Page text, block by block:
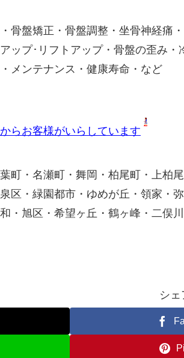
骨盤矯正・骨盤調整・坐骨神経
ップ･リフトアップ・骨盤の歪み
メンテナンス・健康寿命・など
らお客様がいらしています
町・名瀬町・舞岡・柏尾町・上柏
区・緑園都市・ゆめが丘・領家・
・旭区・希望ヶ丘・鶴ヶ峰・二俣
シェ